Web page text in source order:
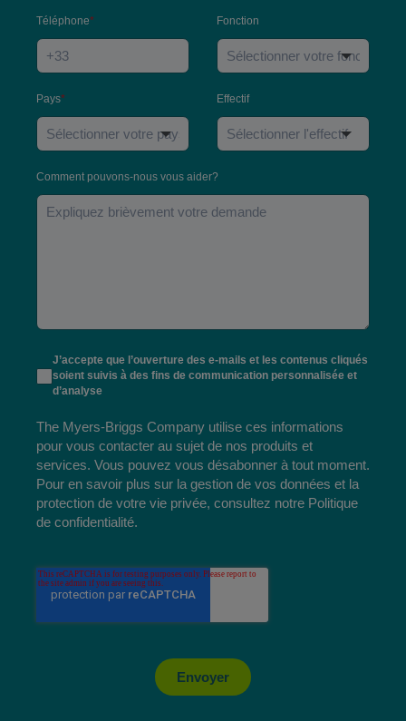
Téléphone* Fonction
Pays* Effectif
Comment pouvons-nous vous aider?
J’accepte que l’ouverture des e-mails et les contenus cliqués
soient suivis à des fins de communication personnalisée et
d’analyse
The Myers-Briggs Company utilise ces informations
pour vous contacter au sujet de nos produits et
services. Vous pouvez vous désabonner à tout moment.
Pour en savoir plus sur la gestion de vos données et la
protection de votre vie privée, consultez notre Politique
de confidentialité.
Envoyer